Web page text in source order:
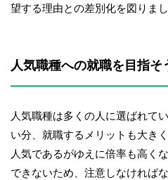
望する理由との差別化を図りまし
人気職種への就職を目指そ
人気職種は多くの人に選ばれて
い分、就職するメリットも大き
人気であるがゆえに倍率も高く
できないため、注意しなければ